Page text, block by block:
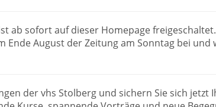
ab sofort auf dieser Homepage
Ende August der Zeitung am Sonntag bei
der vhs Stolberg und sichern Sie sich